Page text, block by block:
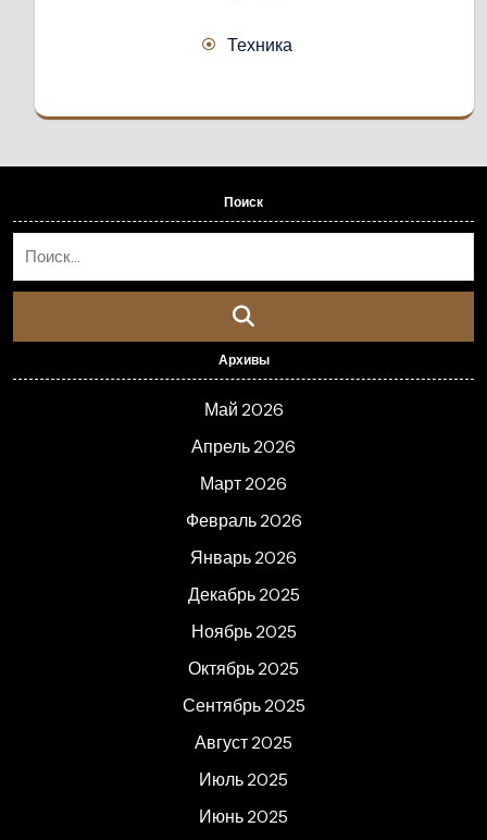
Техника
Поиск
Архивы
Май 2026
Апрель 2026
Март 2026
Февраль 2026
Январь 2026
Декабрь 2025
Ноябрь 2025
Октябрь 2025
Сентябрь 2025
Август 2025
Июль 2025
Июнь 2025